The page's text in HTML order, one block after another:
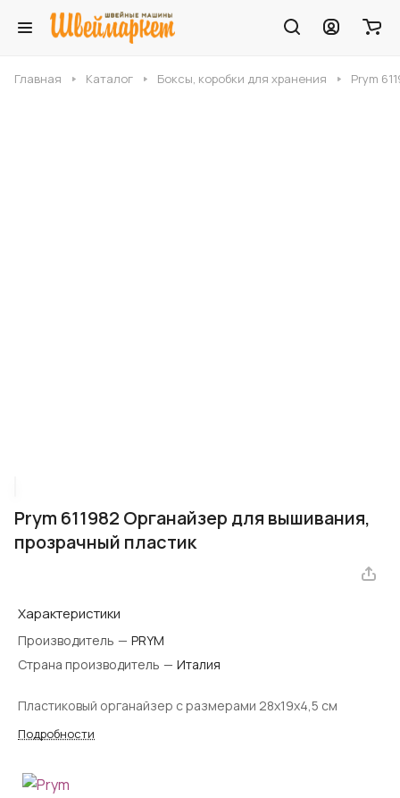
Главная Каталог Боксы, коробки для хранения Prym
Prym 611982 Органайзер для вышивания,
прозрачный пластик
Характеристики
Производитель — PRYM
Страна производитель — Италия
Пластиковый органайзер с размерами 28х19х4,5 см
Подробности